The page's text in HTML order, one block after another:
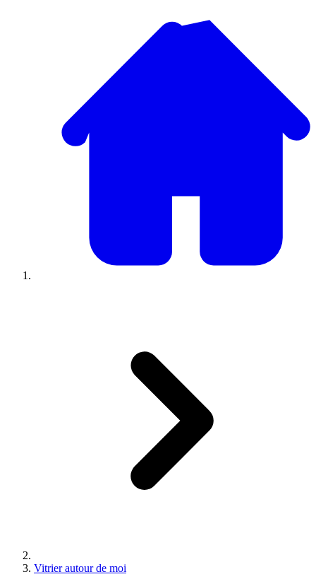
Vitrier autour de moi